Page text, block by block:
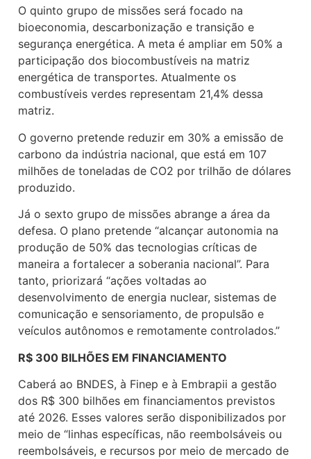
O quinto grupo de missões será focado na
bioeconomia, descarbonização e transição e
segurança energética. A meta é ampliar em 50% a
participação dos biocombustíveis na matriz
energética de transportes. Atualmente os
combustíveis verdes representam 21,4% dessa
matriz.
O governo pretende reduzir em 30% a emissão de
carbono da indústria nacional, que está em 107
milhões de toneladas de CO2 por trilhão de dólares
produzido.
Já o sexto grupo de missões abrange a área da
defesa. O plano pretende “alcançar autonomia na
produção de 50% das tecnologias críticas de
maneira a fortalecer a soberania nacional”. Para
tanto, priorizará “ações voltadas ao
desenvolvimento de energia nuclear, sistemas de
comunicação e sensoriamento, de propulsão e
veículos autônomos e remotamente controlados.”
R$ 300 BILHÕES EM FINANCIAMENTO
Caberá ao BNDES, à Finep e à Embrapii a gestão
dos R$ 300 bilhões em financiamentos previstos
até 2026. Esses valores serão disponibilizados por
meio de “linhas específicas, não reembolsáveis ou
reembolsáveis, e recursos por meio de mercado de